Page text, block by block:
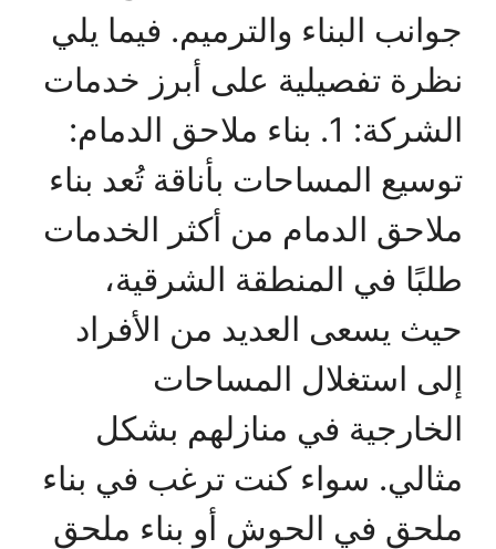
جوانب البناء والترميم. فيما يلي
نظرة تفصيلية على أبرز خدمات
الشركة: 1. بناء ملاحق الدمام:
توسيع المساحات بأناقة تُعد بناء
ملاحق الدمام من أكثر الخدمات
طلبًا في المنطقة الشرقية،
حيث يسعى العديد من الأفراد
إلى استغلال المساحات
الخارجية في منازلهم بشكل
مثالي. سواء كنت ترغب في بناء
ملحق في الحوش أو بناء ملحق